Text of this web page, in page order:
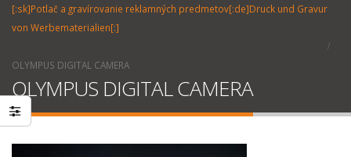
[:sk]Potlač a gravírovanie reklamných predmetov[:de]Druck und Gravur
von Werbematerialien[:]
OLYMPUS DIGITAL CAMERA
OLYMPUS DIGITAL CAMERA